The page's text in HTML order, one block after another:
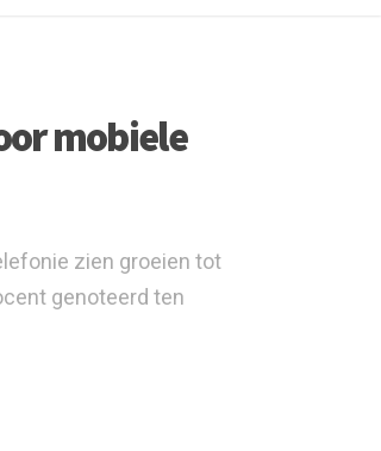
mobiele
zien groeien tot
genoteerd ten